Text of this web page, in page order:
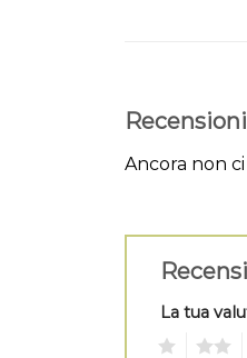
Recensioni
Ancora non
La tua